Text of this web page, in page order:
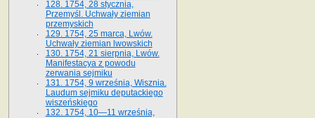
128. 1754, 28 stycznia,
Przemyśl. Uchwały ziemian
przemyskich
129. 1754, 25 marca, Lwów.
Uchwały ziemian lwowskich
130. 1754, 21 sierpnia, Lwów.
Manifestacya z powodu
zerwania sejmiku
131. 1754, 9 września, Wisznia.
Laudum sejmiku deputackiego
wiszeńskiego
132. 1754, 10—11 września,